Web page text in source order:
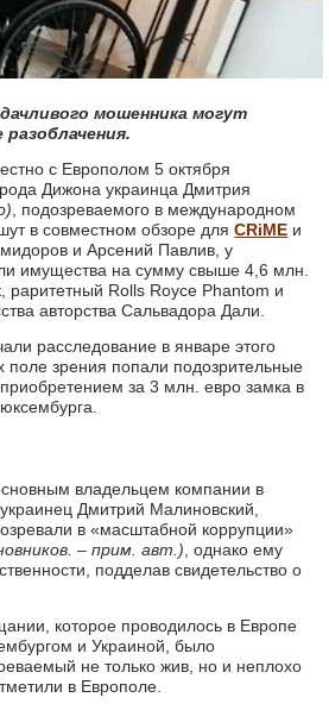
мошенника могут
с Европолом 5 октября
Дижона украинца Дмитрия
, подозреваемого в международном
в совместном обзоре дляCRiME и
и Арсений Павлив, у
имущества на сумму свыше 4,6 млн.
раритетный Rolls Royce Phantom и
авторства Сальвадора Дали.
расследование в январе этого
поле зрения попали подозрительные
за 3 млн. евро замка в
владельцем компании в
Дмитрий Малиновский,
в «масштабной коррупции»
– прим. авт.) , однако ему
подделав свидетельство о
которое проводилось в Европе
и Украиной, было
не только жив, но и неплохо
в Европоле.